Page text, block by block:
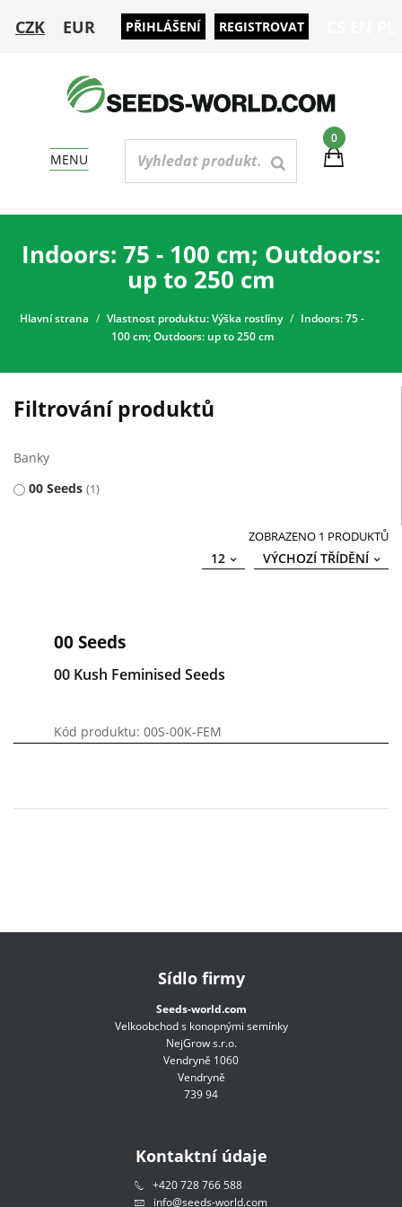
CZK EUR PŘIHLÁŠENÍ REGISTROVAT
0
MENU
Indoors: 75 - 100 cm; Outdoors:
up to 250 cm
Hlavní strana Vlastnost produktu: Výška rostliny
Indoors: 75 -
100 cm; Outdoors: up to 250 cm
Filtrování produktů
Banky
00 Seeds 1
ZOBRAZENO 1 PRODUKTŮ
VÝCHOZÍ TŘÍDĚNÍ
12
00 Seeds
00 Kush Feminised Seeds
Kód produktu: 00S-00K-FEM
Sídlo firmy
Seeds-world.com
Velkoobchod s konopnými semínky
NejGrow s.r.o.
Vendryně 1060
Vendryně
739 94
Kontaktní údaje
+420 728 766 588
info@seeds-world.com